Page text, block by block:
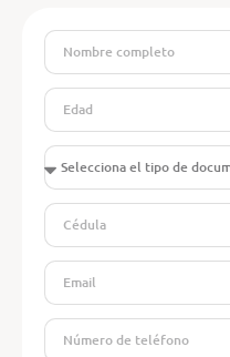
Nosotros
Contacto propuesta